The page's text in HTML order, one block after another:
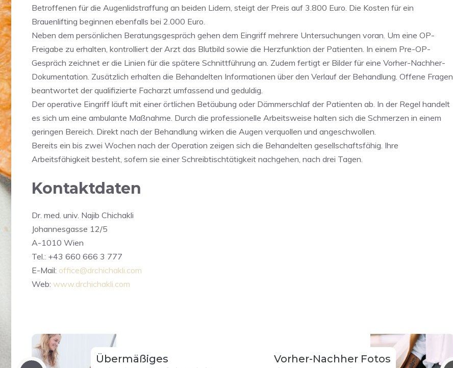
Betroffenen für die Augenlidstraffung an beiden Lidern, steigt der Preis auf 3.800 Euro. Die Kosten für ein
Brauenlifting beginnen ebenfalls bei 2.000 Euro.
Neben dem persönlichen Beratungsgespräch gehen dem Eingriff mehrere Untersuchungen voran. Um eine OP-
Freigabe zu erhalten, kontrolliert der Arzt das Blutbild sowie die Herzfunktion der Patienten. In einem Pre-OP-
Gespräch zeichnet er die Linien für die spätere Schnittführung an. Zudem fertigt er Bilder für eine Vorher-Nachher-
Dokumentation. Zusätzlich erhalten die Behandelten Informationen über den Verlauf der Behandlung. Offene Fragen
beantwortet der qualifizierte Facharzt umfassend und geduldig.
Der operative Eingriff läuft mit einer örtlichen Betäubung oder Dämmerschlaf der Patienten ab. In der Regel handelt
es sich um eine ambulante Maßnahme. Durch die professionelle Arbeitsweise halten sich die Schmerzen in einem
geringen Bereich. Direkt nach der Behandlung wirken die Augen verquollen und angeschwollen.
Bereits ein bis zwei Wochen nach der Operation zeigen sich die Behandelten gesellschaftsfähig. Ihre
Arbeitsfähigkeit besteht, sofern sie einer Schreibtischtätigkeit nachgehen, nach drei Tagen.
Kontaktdaten
Dr. med. univ. Najib Chichakli
Johannesgasse 12/5
A-1010 Wien
Tel.: +43 660 666 3 777
E-Mail: office@drchichakli.com
Web: www.drchichakli.com
Übermäßiges
Vorher-Nachher Fotos